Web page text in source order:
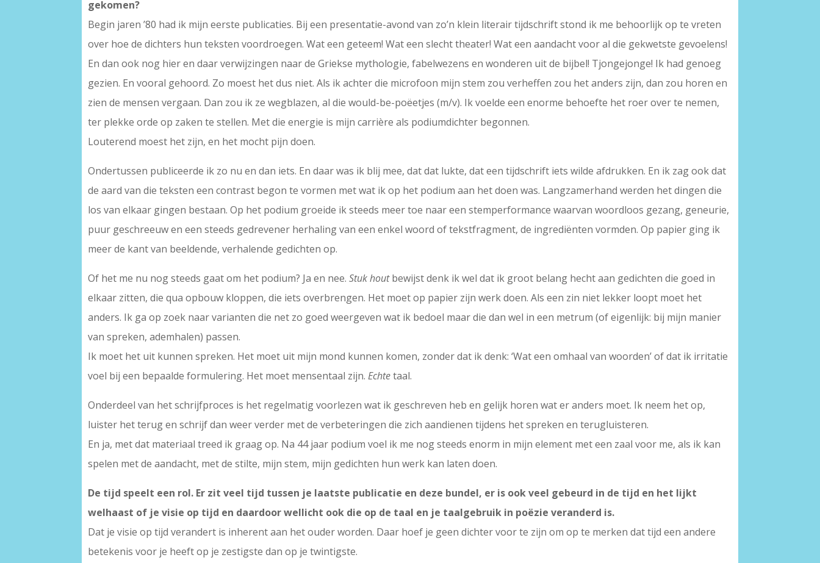
gekomen?
Begin jaren ’80 had ik mijn eerste publicaties. Bij een presentatie-avond van zo’n klein literair tijdschrift stond ik me behoorlijk op te vreten
over hoe de dichters hun teksten voordroegen. Wat een geteem! Wat een slecht theater! Wat een aandacht voor al die gekwetste gevoelens!
En dan ook nog hier en daar verwijzingen naar de Griekse mythologie, fabelwezens en wonderen uit de bijbel! Tjongejonge! Ik had genoeg
gezien. En vooral gehoord. Zo moest het dus niet. Als ik achter die microfoon mijn stem zou verheffen zou het anders zijn, dan zou horen en
zien de mensen vergaan. Dan zou ik ze wegblazen, al die would-be-poëetjes (m/v). Ik voelde een enorme behoefte het roer over te nemen,
ter plekke orde op zaken te stellen. Met die energie is mijn carrière als podiumdichter begonnen.
Louterend moest het zijn, en het mocht pijn doen.
Ondertussen publiceerde ik zo nu en dan iets. En daar was ik blij mee, dat dat lukte, dat een tijdschrift iets wilde afdrukken. En ik zag ook dat
de aard van die teksten een contrast begon te vormen met wat ik op het podium aan het doen was. Langzamerhand werden het dingen die
los van elkaar gingen bestaan. Op het podium groeide ik steeds meer toe naar een stemperformance waarvan woordloos gezang, geneurie,
puur geschreeuw en een steeds gedrevener herhaling van een enkel woord of tekstfragment, de ingrediënten vormden. Op papier ging ik
meer de kant van beeldende, verhalende gedichten op.
Of het me nu nog steeds gaat om het podium? Ja en nee.Stuk houtbewijst denk ik wel dat ik groot belang hecht aan gedichten die goed in
elkaar zitten, die qua opbouw kloppen, die iets overbrengen. Het moet op papier zijn werk doen. Als een zin niet lekker loopt moet het
anders. Ik ga op zoek naar varianten die net zo goed weergeven wat ik bedoel maar die dan wel in een metrum (of eigenlijk: bij mijn manier
van spreken, ademhalen) passen.
Ik moet het uit kunnen spreken. Het moet uit mijn mond kunnen komen, zonder dat ik denk: ‘Wat een omhaal van woorden’ of dat ik irritatie
voel bij een bepaalde formulering. Het moet mensentaal zijn.Echtetaal.
Onderdeel van het schrijfproces is het regelmatig voorlezen wat ik geschreven heb en gelijk horen wat er anders moet. Ik neem het op,
luister het terug en schrijf dan weer verder met de verbeteringen die zich aandienen tijdens het spreken en terugluisteren.
En ja, met dat materiaal treed ik graag op. Na 44 jaar podium voel ik me nog steeds enorm in mijn element met een zaal voor me, als ik kan
spelen met de aandacht, met de stilte, mijn stem, mijn gedichten hun werk kan laten doen.
De tijd speelt een rol. Er zit veel tijd tussen je laatste publicatie en deze bundel, er is ook veel gebeurd in de tijd en het lijkt
welhaast of je visie op tijd en daardoor wellicht ook die op de taal en je taalgebruik in poëzie veranderd is.
Dat je visie op tijd verandert is inherent aan het ouder worden. Daar hoef je geen dichter voor te zijn om op te merken dat tijd een andere
betekenis voor je heeft op je zestigste dan op je twintigste.